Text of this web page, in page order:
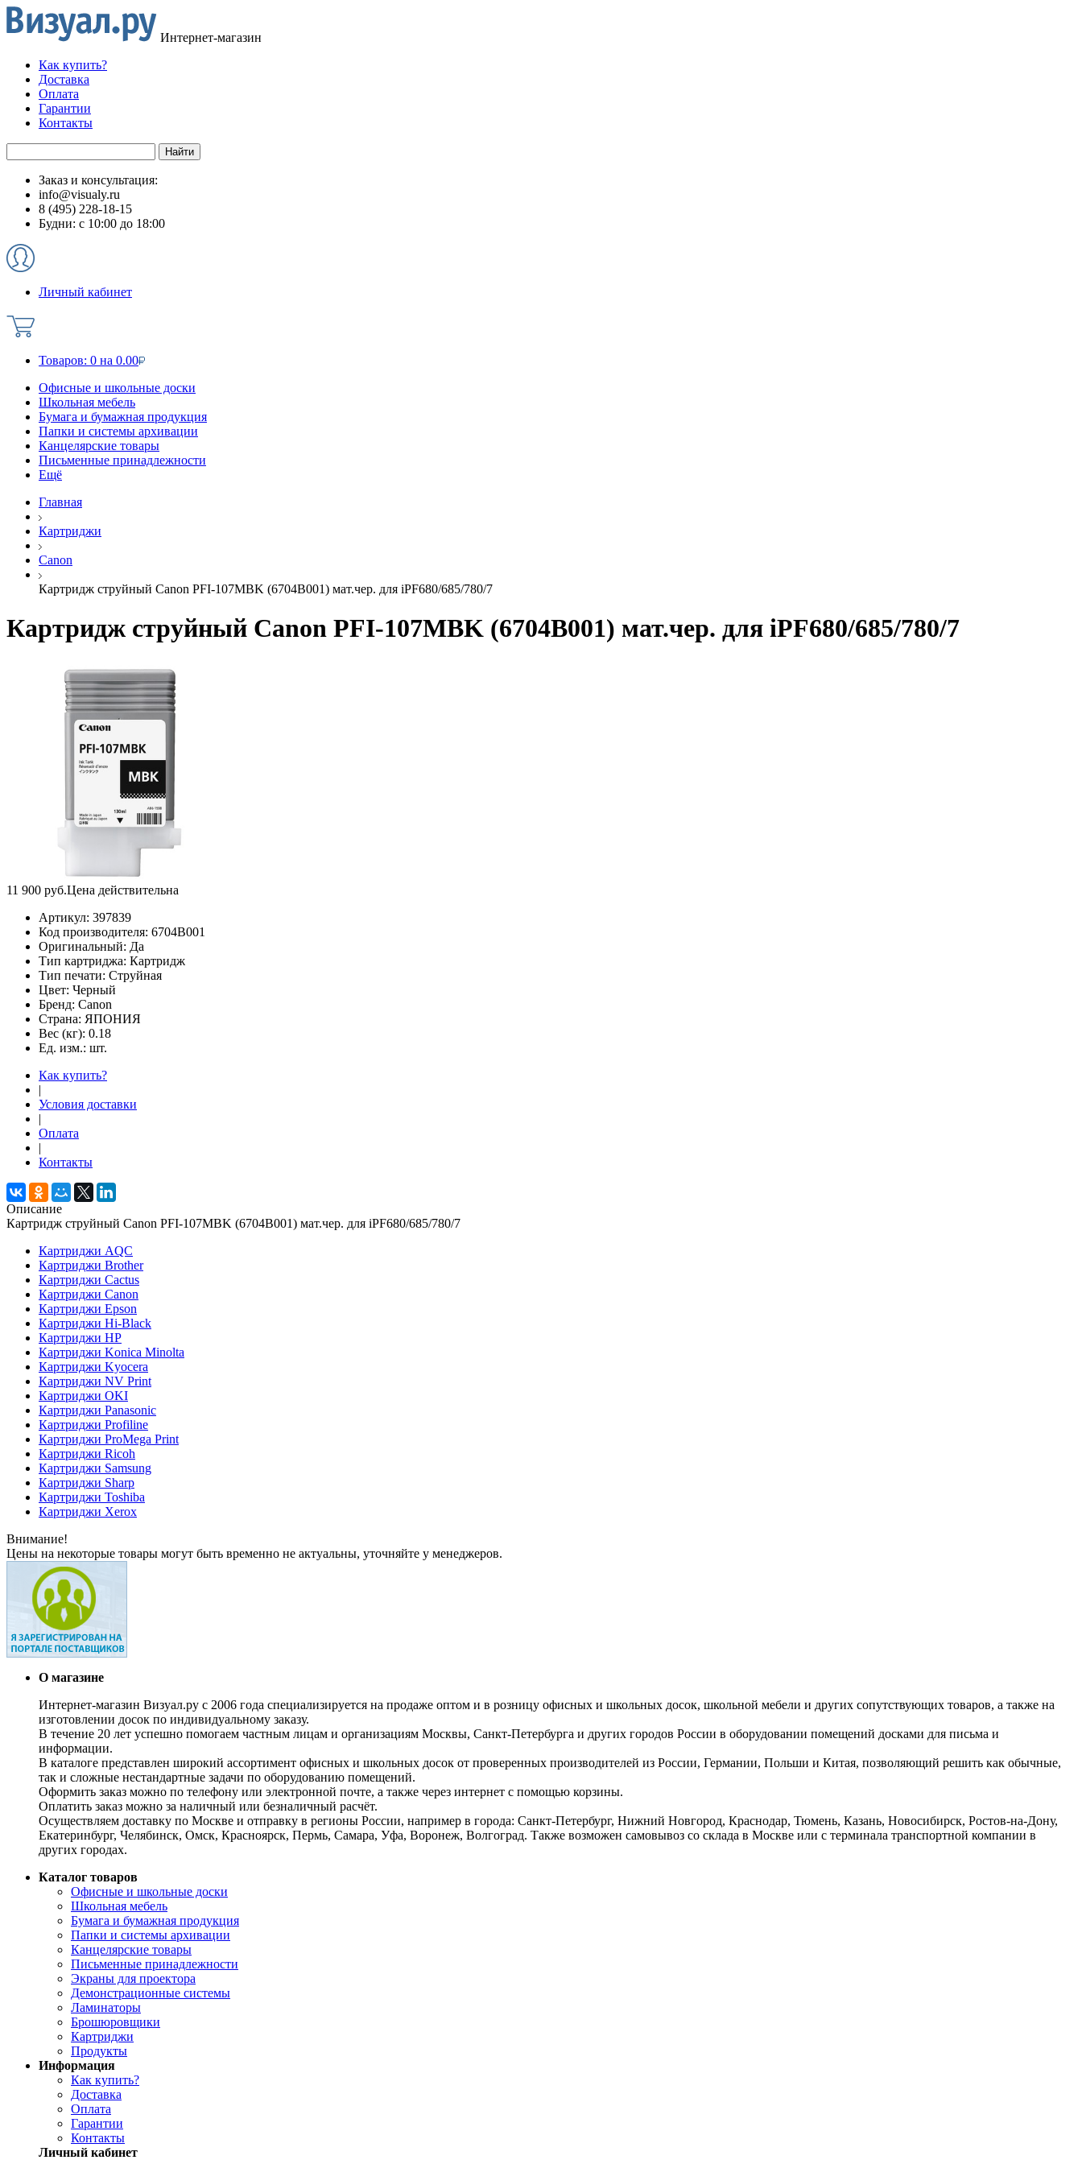
Интернет-магазин
Как купить?
Доставка
Оплата
Гарантии
Контакты
Заказ и консультация:
info@visualy.ru
8 (495) 228-18-15
Будни: с 10:00 до 18:00
Личный кабинет
Товаров: 0 на 0.00
Офисные и школьные доски
Школьная мебель
Бумага и бумажная продукция
Папки и системы архивации
Канцелярские товары
Письменные принадлежности
Ещё
Главная
Картриджи
Canon
Картридж струйный Canon PFI-107MBK (6704B001) мат.чер. для iPF680/685/780/7
Картридж струйный Canon PFI-107MBK (6704B001) мат.чер. для iPF680/685/780/7
11 900 руб.Цена действительна
Артикул: 397839
Код производителя: 6704B001
Оригинальный: Да
Тип картриджа: Картридж
Тип печати: Струйная
Цвет: Черный
Бренд: Canon
Страна: ЯПОНИЯ
Вес (кг): 0.18
Ед. изм.: шт.
Как купить?
|
Условия доставки
|
Оплата
|
Контакты
Описание
Картридж струйный Canon PFI-107MBK (6704B001) мат.чер. для iPF680/685/780/7
Картриджи AQC
Картриджи Brother
Картриджи Cactus
Картриджи Canon
Картриджи Epson
Картриджи Hi-Black
Картриджи HP
Картриджи Konica Minolta
Картриджи Kyocera
Картриджи NV Print
Картриджи OKI
Картриджи Panasonic
Картриджи Profiline
Картриджи ProMega Print
Картриджи Ricoh
Картриджи Samsung
Картриджи Sharp
Картриджи Toshiba
Картриджи Xerox
Внимание!
Цены на некоторые товары могут быть временно не актуальны, уточняйте у менеджеров.
О магазине
Интернет-магазин Визуал.ру с 2006 года специализируется на продаже оптом и в розницу офисных и школьных досок, школьной мебели и других сопутствующих товаров, а также на
изготовлении досок по индивидуальному заказу.
В течение 20 лет успешно помогаем частным лицам и организациям Москвы, Санкт-Петербурга и других городов России в оборудовании помещений досками для письма и
информации.
В каталоге представлен широкий ассортимент офисных и школьных досок от проверенных производителей из России, Германии, Польши и Китая, позволяющий решить как обычные,
так и сложные нестандартные задачи по оборудованию помещений.
Оформить заказ можно по телефону или электронной почте, а также через интернет с помощью корзины.
Оплатить заказ можно за наличный или безналичный расчёт.
Осуществляем доставку по Москве и отправку в регионы России, например в города: Санкт-Петербург, Нижний Новгород, Краснодар, Тюмень, Казань, Новосибирск, Ростов-на-Дону,
Екатеринбург, Челябинск, Омск, Красноярск, Пермь, Самара, Уфа, Воронеж, Волгоград. Также возможен самовывоз со склада в Москве или с терминала транспортной компании в
других городах.
Каталог товаров
Офисные и школьные доски
Школьная мебель
Бумага и бумажная продукция
Папки и системы архивации
Канцелярские товары
Письменные принадлежности
Экраны для проектора
Демонстрационные системы
Ламинаторы
Брошюровщики
Картриджи
Продукты
Информация
Как купить?
Доставка
Оплата
Гарантии
Контакты
Личный кабинет